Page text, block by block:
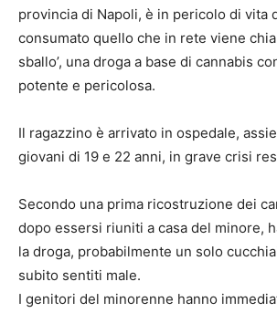
provincia di Napoli, è in pericolo di vita
consumato quello che in rete viene
sballo’, una droga a base di cannabis
potente e pericolosa.
Il ragazzino è arrivato in ospedale,
giovani di 19 e 22 anni, in grave crisi
Secondo una prima ricostruzione dei
dopo essersi riuniti a casa del minore,
la droga, probabilmente un solo
subito sentiti male.
I genitori del minorenne hanno